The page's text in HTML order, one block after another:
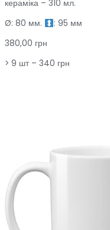
кераміка – 310 мл.
Ø: 80 мм.
: 95 мм
380,00 грн
> 9 шт – 340 грн